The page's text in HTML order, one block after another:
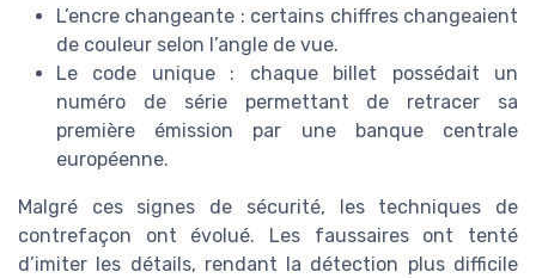
L’encre changeante : certains chiffres changeaient
de couleur selon l’angle de vue.
Le code unique : chaque billet possédait un
numéro de série permettant de retracer sa
première émission par une banque centrale
européenne.
Malgré ces signes de sécurité, les techniques de
contrefaçon ont évolué. Les faussaires ont tenté
d’imiter les détails, rendant la détection plus difficile